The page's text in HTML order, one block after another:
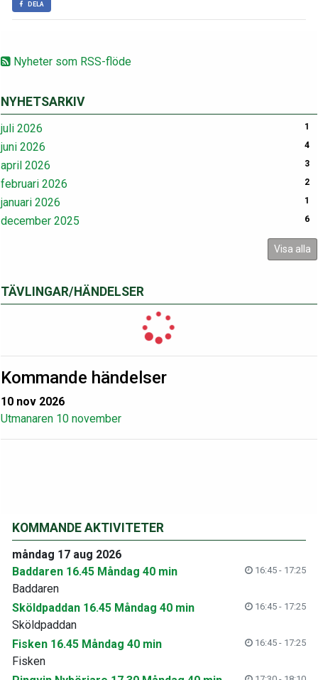
Nyheter som RSS-flöde
NYHETSARKIV
juli 2026 1
juni 2026 4
april 2026 3
februari 2026 2
januari 2026 1
december 2025 6
Visa alla
TÄVLINGAR/HÄNDELSER
Kommande händelser
10 nov 2026
Utmanaren 10 november
DELA
KOMMANDE AKTIVITETER
måndag 17 aug 2026
Baddaren 16.45 Måndag 40 min
16:45 - 17:25
Baddaren
Sköldpaddan 16.45 Måndag 40 min
16:45 - 17:25
Sköldpaddan
Fisken 16.45 Måndag 40 min
16:45 - 17:25
Fisken